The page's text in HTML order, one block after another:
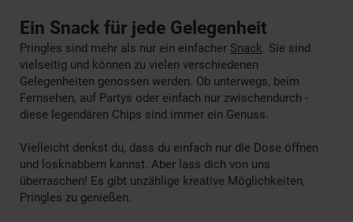
Ein Snack für jede Gelegenheit
Pringles sind mehr als nur ein einfacher Snack. Sie sind
vielseitig und können zu vielen verschiedenen
Gelegenheiten genossen werden. Ob unterwegs, beim
Fernsehen, auf Partys oder einfach nur zwischendurch -
diese legendären Chips sind immer ein Genuss.
Vielleicht denkst du, dass du einfach nur die Dose öffnen
und losknabbern kannst. Aber lass dich von uns
überraschen! Es gibt unzählige kreative Möglichkeiten,
Pringles zu genießen.